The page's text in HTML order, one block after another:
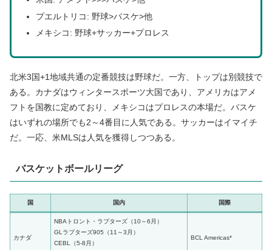
プエルトリコ: 野球>バスケ>他
メキシコ: 野球+サッカー+プロレス
北米3国+1地域共通の定番競技は野球だ。一方、トップは別競技で
ある。カナダはウィンタースポーツ大国であり、アメリカはアメ
フトを国教に定めており、メキシコはプロレスの本場だ。バスケ
はいずれの場所でも2～4番目に人気である。サッカーはイマイチ
だ。一応、米MLSは人気を獲得しつつある。
バスケットボールリーグ
国 国内 国際
カナダ
NBAトロント・ラプターズ（10～6月）
GLラプターズ905（11～3月）
CEBL（5-8月）
BCL Americas*